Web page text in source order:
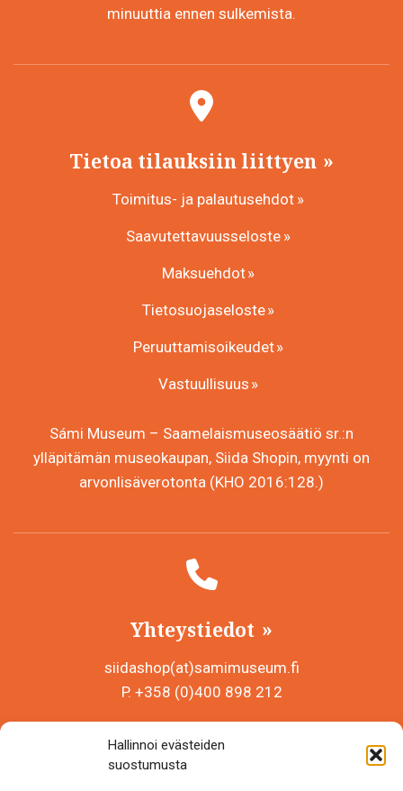
Hallinnoi evästeiden
suostumusta
minuuttia ennen sulkemista.
Tietoa tilauksiin liittyen
Toimitus- ja palautusehdot
Saavutettavuusseloste
Maksuehdot
Tietosuojaseloste
Peruuttamisoikeudet
Vastuullisuus
Sámi Museum – Saamelaismuseosäätiö sr.:n
ylläpitämän museokaupan, Siida Shopin, myynti on
arvonlisäverotonta (KHO 2016:128.)
Yhteystiedot
siidashop(at)samimuseum.fi
P. +358 (0)400 898 212
Y-tunnus 0625907-2